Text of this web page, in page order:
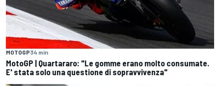
MOTOGP34 min
MotoGP | Quartararo: "Le gomme erano molto consumate.
E' stata solo una questione di sopravvivenza"